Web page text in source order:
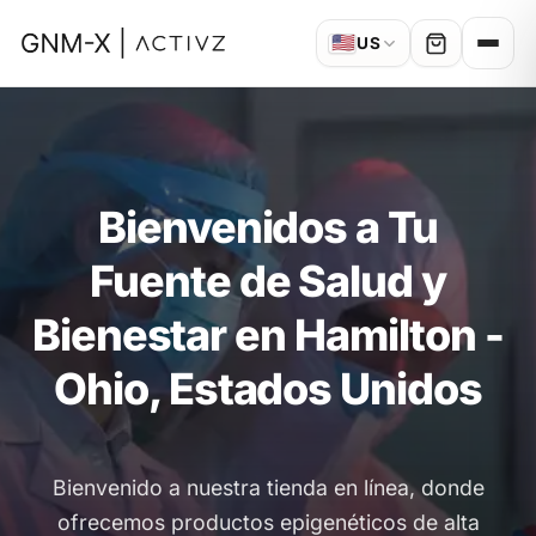
🇺🇸US
Bienvenidos a Tu
Fuente de Salud y
Bienestar en Hamilton -
Ohio, Estados Unidos
Bienvenido a nuestra tienda en línea, donde
ofrecemos productos epigenéticos de alta